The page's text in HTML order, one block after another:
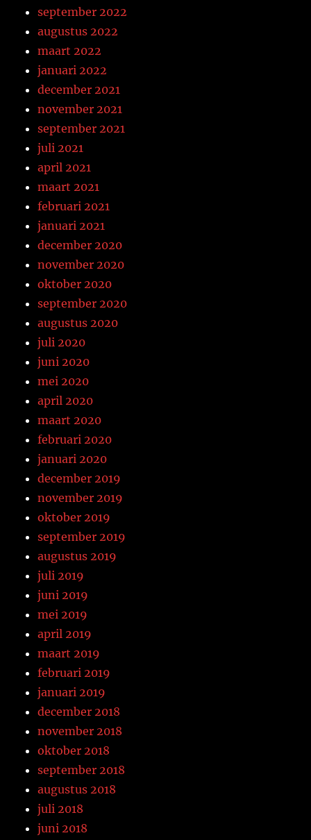
september 2022
augustus 2022
maart 2022
januari 2022
december 2021
november 2021
september 2021
juli 2021
april 2021
maart 2021
februari 2021
januari 2021
december 2020
november 2020
oktober 2020
september 2020
augustus 2020
juli 2020
juni 2020
mei 2020
april 2020
maart 2020
februari 2020
januari 2020
december 2019
november 2019
oktober 2019
september 2019
augustus 2019
juli 2019
juni 2019
mei 2019
april 2019
maart 2019
februari 2019
januari 2019
december 2018
november 2018
oktober 2018
september 2018
augustus 2018
juli 2018
juni 2018